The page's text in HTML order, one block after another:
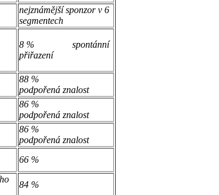
nejznámější sponzor v 6
segmentech
8 % spontánní
přiřazení
88 %
podpořená znalost
86 %
podpořená znalost
86 %
podpořená znalost
66 %
84 %